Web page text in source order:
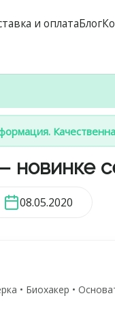
и оплатаБлог
08.05.2020
• Биохакер •